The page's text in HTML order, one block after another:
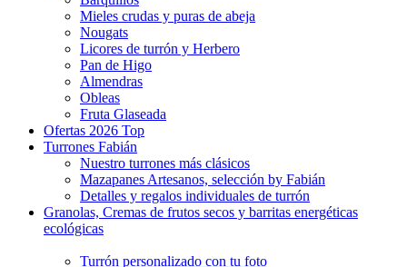
Mieles crudas y puras de abeja
Nougats
Licores de turrón y Herbero
Pan de Higo
Almendras
Obleas
Fruta Glaseada
Ofertas 2026 Top
Turrones Fabián
Nuestro turrones más clásicos
Mazapanes Artesanos, selección by Fabián
Detalles y regalos individuales de turrón
Granolas, Cremas de frutos secos y barritas energéticas
ecológicas
Turrón personalizado con tu foto